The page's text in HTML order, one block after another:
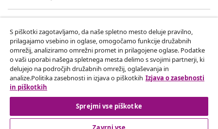
Odkrijte več
S piškotki zagotavljamo, da naše spletno mesto deluje pravilno,
prilagajamo vsebino in oglase, omogočamo funkcije družabnih
omrežij, analiziramo omrežni promet in prilagojene oglase. Podatke
o vaši uporabi našega spletnega mesta delimo s svojimi partnerji, ki
delujejo na področjih družabnih omrežij, oglaševanja in
analize.Politika zasebnosti in izjava o piškotkih Izjava o zasebnosti
in piškotkih
Sprejmi vse piškotke